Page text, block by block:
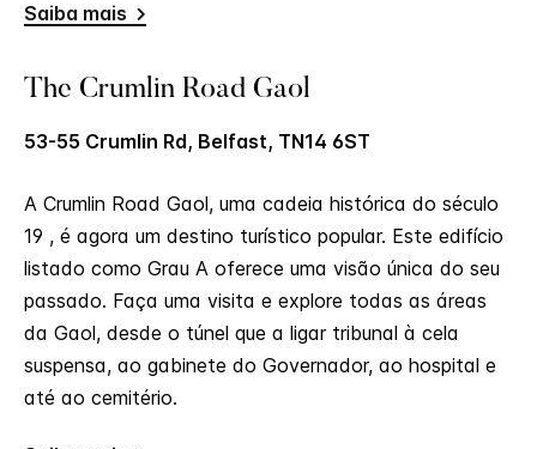
Saiba mais
The Crumlin Road Gaol
53-55 Crumlin Rd, Belfast, TN14 6ST
A Crumlin Road Gaol, uma cadeia histórica do século
19 , é agora um destino turístico popular. Este edifício
listado como Grau A oferece uma visão única do seu
passado. Faça uma visita e explore todas as áreas
da Gaol, desde o túnel que a ligar tribunal à cela
suspensa, ao gabinete do Governador, ao hospital e
até ao cemitério.